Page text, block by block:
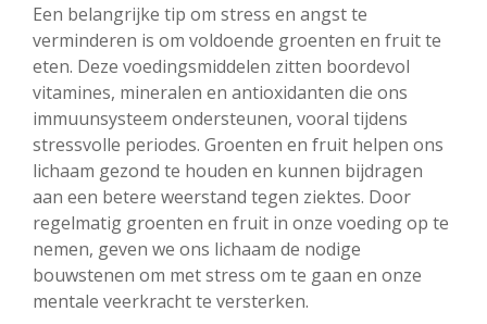
Een belangrijke tip om stress en angst te
verminderen is om voldoende groenten en fruit te
eten. Deze voedingsmiddelen zitten boordevol
vitamines, mineralen en antioxidanten die ons
immuunsysteem ondersteunen, vooral tijdens
stressvolle periodes. Groenten en fruit helpen ons
lichaam gezond te houden en kunnen bijdragen
aan een betere weerstand tegen ziektes. Door
regelmatig groenten en fruit in onze voeding op te
nemen, geven we ons lichaam de nodige
bouwstenen om met stress om te gaan en onze
mentale veerkracht te versterken.